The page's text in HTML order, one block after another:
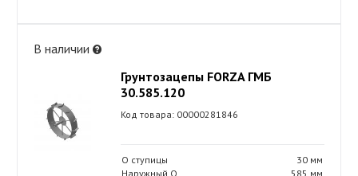
В наличии
Грунтозацепы FORZA ГМБ
30.585.120
Код товара: 00000281846
O ступицы
30 мм
Наружный O
585 мм